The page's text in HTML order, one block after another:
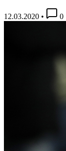
12.03.2020 • 0